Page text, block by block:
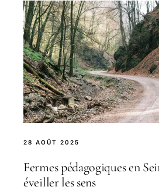
28 AOÛT 2025
Fermes pédagogiques en
éveiller les sens